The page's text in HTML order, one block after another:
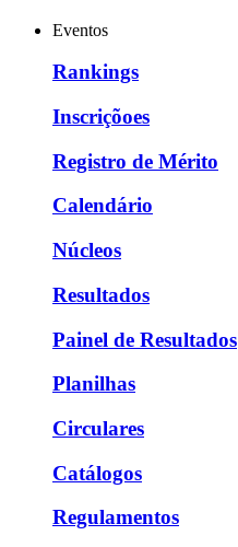
Eventos
Rankings
Inscriçõoes
Registro de Mérito
Calendário
Núcleos
Resultados
Painel de Resultados
Planilhas
Circulares
Catálogos
Regulamentos